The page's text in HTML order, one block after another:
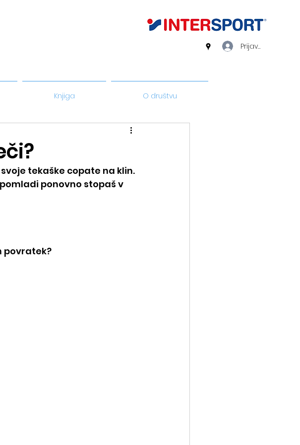
Prijava
Knjiga O društvu
tekaške copate na klin.
ponovno stopaš v
povratek?